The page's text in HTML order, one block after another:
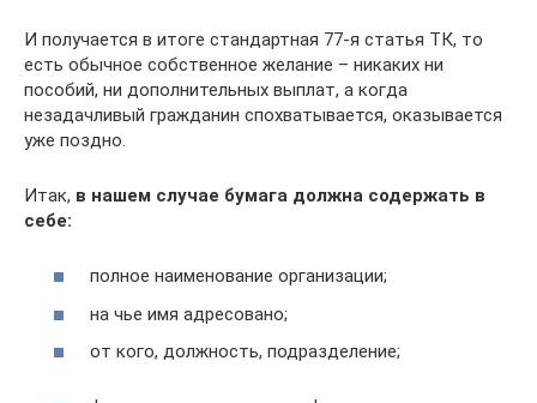
И получается в итоге стандартная 77-я статья ТК, то
есть обычное собственное желание – никаких ни
пособий, ни дополнительных выплат, а когда
незадачливый гражданин спохватывается, оказывается
уже поздно.
Итак, в нашем случае бумага должна содержать в
себе:
полное наименование организации;
на чье имя адресовано;
от кого, должность, подразделение;